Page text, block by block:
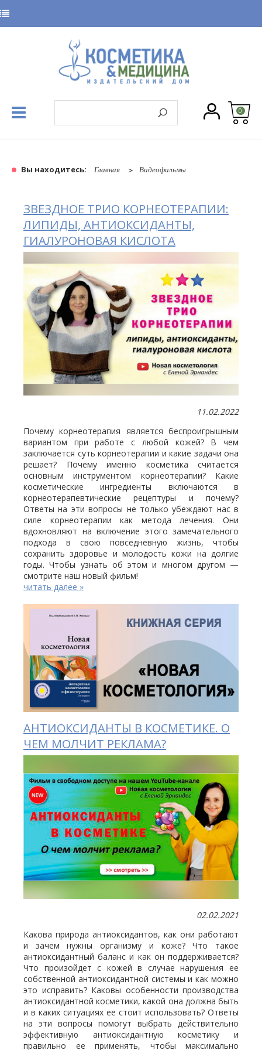
0
Вы находитесь: Главная Видеофильмы
ЗВЕЗДНОЕ ТРИО КОРНЕОТЕРАПИИ:
ЛИПИДЫ, АНТИОКСИДАНТЫ,
ГИАЛУРОНОВАЯ КИСЛОТА
11.02.2022
Почему корнеотерапия является беспроигрышным
вариантом при работе с любой кожей? В чем
заключается суть корнеотерапии и какие задачи она
решает? Почему именно косметика считается
основным инструментом корнеотерапии? Какие
косметические ингредиенты включаются в
корнеотерапевтические рецептуры и почему?
Ответы на эти вопросы не только убеждают нас в
силе корнеотерапии как метода лечения. Они
вдохновляют на включение этого замечательного
подхода в свою повседневную жизнь, чтобы
сохранить здоровье и молодость кожи на долгие
годы. Чтобы узнать об этом и многом другом —
смотрите наш новый фильм!
читать далее »
АНТИОКСИДАНТЫ В КОСМЕТИКЕ. О
ЧЕМ МОЛЧИТ РЕКЛАМА?
02.02.2021
Какова природа антиоксидантов, как они работают
и зачем нужны организму и коже? Что такое
антиоксидантный баланс и как он поддерживается?
Что произойдет с кожей в случае нарушения ее
собственной антиоксидантной системы и как можно
это исправить? Каковы особенности производства
антиоксидантной косметики, какой она должна быть
и в каких ситуациях ее стоит использовать? Ответы
на эти вопросы помогут выбрать действительно
эффективную антиоксидантную косметику и
правильно ее применять, чтобы максимально